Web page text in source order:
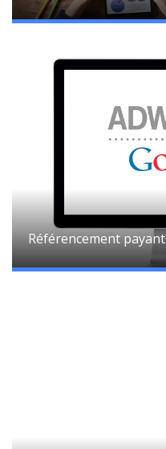
Référencement payant